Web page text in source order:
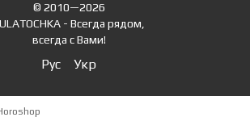
© 2010—2026
- Всегда рядом,
всегда с Вами!
Рус Укр